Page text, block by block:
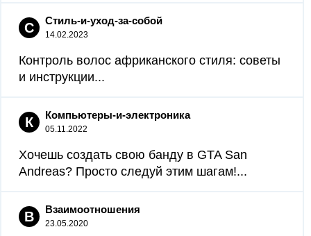
С Стиль-и-уход-за-собой
14.02.2023
Контроль волос африканского стиля: советы
и инструкции...
К Компьютеры-и-электроника
05.11.2022
Хочешь создать свою банду в GTA San
Andreas? Просто следуй этим шагам!...
В Взаимоотношения
23.05.2020